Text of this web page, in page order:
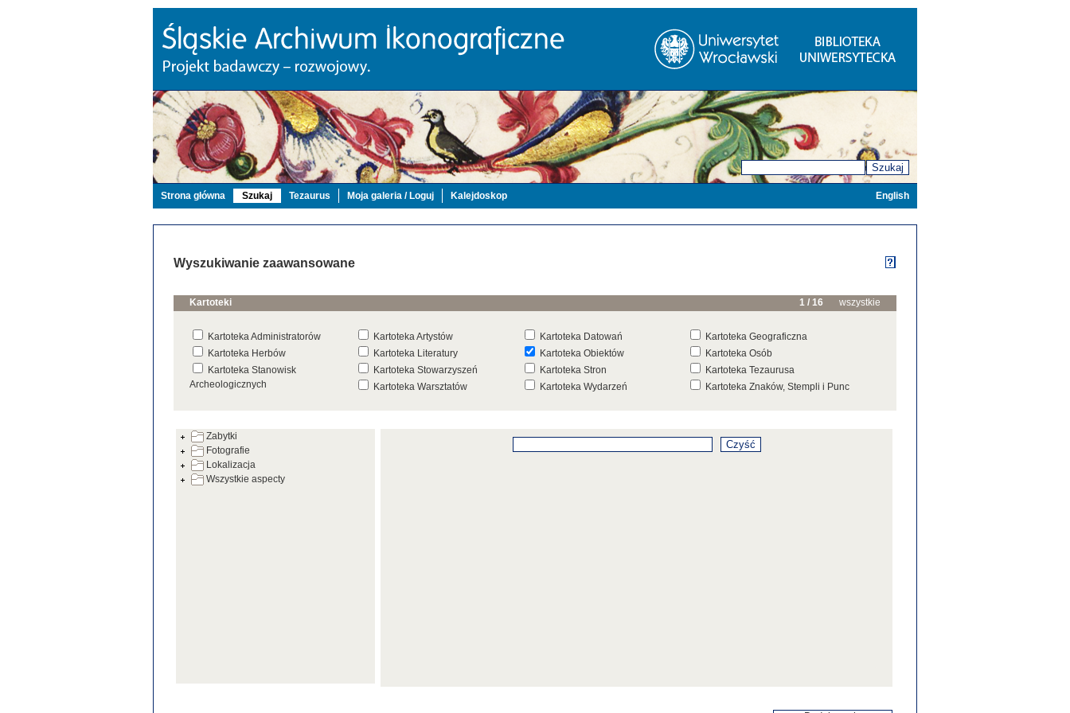
Szukaj
Strona główna Szukaj Tezaurus Moja galeria / Loguj Kalejdoskop English
Wyszukiwanie zaawansowane
Kartoteki 1 / 16 wszystkie
Kartoteka Administratorów Kartoteka Artystów Kartoteka Datowań
Kartoteka Geograficzna
Kartoteka Herbów
Kartoteka Literatury Kartoteka Obiektów
Kartoteka Osób
Kartoteka Stanowisk
Archeologicznych
Kartoteka Stowarzyszeń Kartoteka Stron
Kartoteka Tezaurusa
Kartoteka Warsztatów
Kartoteka Wydarzeń
Kartoteka Znaków, Stempli i Punc
Zabytki
Fotografie
Lokalizacja
Wszystkie aspecty